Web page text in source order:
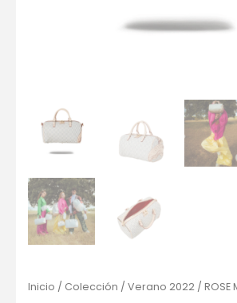
Inicio / Colección / Verano 2022 / ROSE